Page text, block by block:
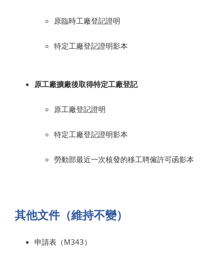
原臨時工廠登記證明
特定工廠登記證明影本
原工廠擴廠後取得特定工廠登記
原工廠登記證明
特定工廠登記證明影本
勞動部最近一次核發的移工聘僱許可函影本
其他文件（維持不變）
申請表（M343）